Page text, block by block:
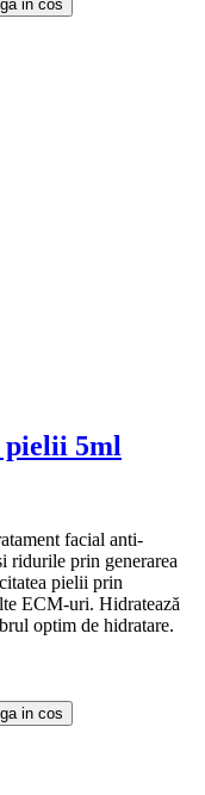
in cos
pielii 5ml
facial anti-
ridurile prin generarea
pielii prin
ECM-uri. Hidratează
optim de hidratare.
in cos